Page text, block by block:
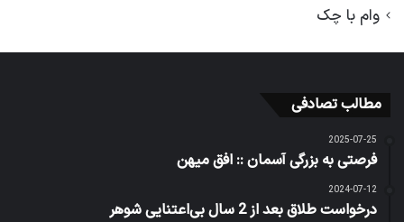
وام با چک
مطالب تصادفی
2025-07-25
فرصتی به بزرگی آسمان :: افق میهن
2024-07-12
درخواست طلاق بعد از 2 سال بی‌اعتنایی شوهر